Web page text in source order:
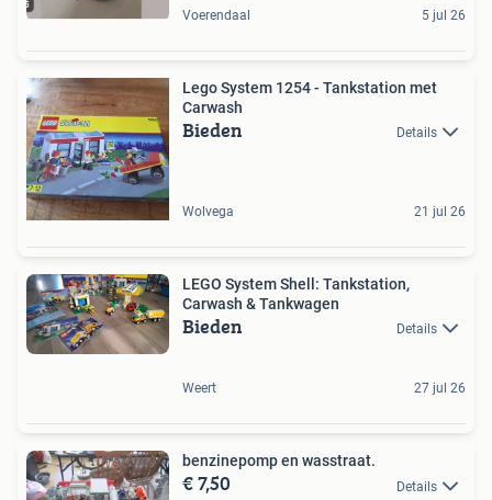
Voerendaal 5 jul 26
Lego System 1254 - Tankstation met
Carwash
Bieden Details
Wolvega 21 jul 26
LEGO System Shell: Tankstation,
Carwash & Tankwagen
Bieden Details
Weert 27 jul 26
benzinepomp en wasstraat.
€ 7,50 Details